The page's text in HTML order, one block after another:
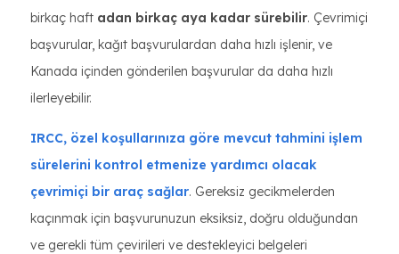
birkaç haft adan birkaç aya kadar sürebilir. Çevrimiçi
başvurular, kağıt başvurulardan daha hızlı işlenir, ve
Kanada içinden gönderilen başvurular da daha hızlı
ilerleyebilir.
IRCC, özel koşullarınıza göre mevcut tahmini işlem
sürelerini kontrol etmenize yardımcı olacak
çevrimiçi bir araç sağlar. Gereksiz gecikmelerden
kaçınmak için başvurunuzun eksiksiz, doğru olduğundan
ve gerekli tüm çevirileri ve destekleyici belgeleri